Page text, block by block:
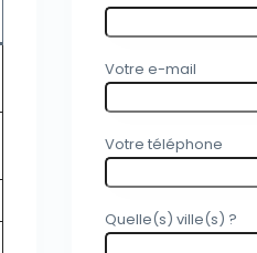
Votre e-mail
Votre téléphone
Quelle(s) ville(s) ?